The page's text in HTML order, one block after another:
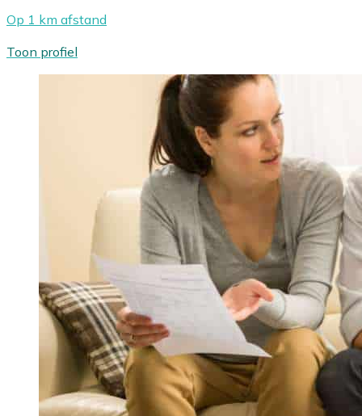
Op 1 km afstand
Toon profiel